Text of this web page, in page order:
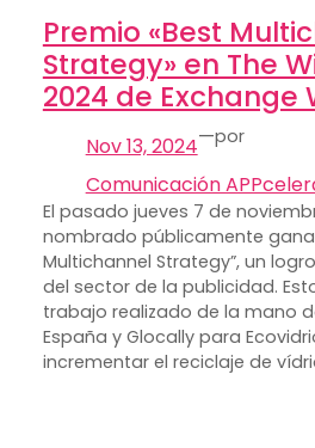
Premio «Best
Strategy» en The
2024 de Exchange
Nov 13, 2024—por
Comunicación
El pasado jueves 7 de
nombrado públicamente
Multichannel Strategy”, un
del sector de la publicidad.
trabajo realizado de la mano
España y Glocally para
incrementar el reciclaje de